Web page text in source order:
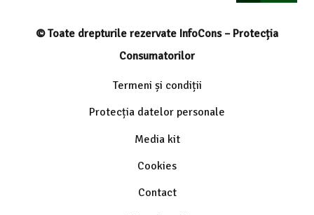
© Toate drepturile rezervate InfoCons – Protecția
Consumatorilor
Termeni și condiții
Protecția datelor personale
Media kit
Cookies
Contact